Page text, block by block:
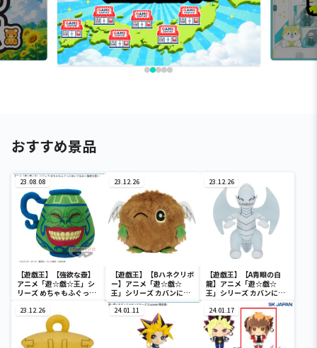
おすすめ景品
23.08.08
【遊戯王】【強欲な壺】
アニメ「遊☆戯☆王」シ
リーズ めちゃもふぐっと
23.12.26
【遊戯王】【Bハネクリボ
ー】アニメ「遊☆戯☆
王」シリーズ カバンに付
けられるぬいぐるみvol.3
23.12.26
【遊戯王】【A青眼の白
龍】アニメ「遊☆戯☆
王」シリーズ カバンに付
けられるぬいぐるみvol.3
23.12.26 24.01.11 24.01.17